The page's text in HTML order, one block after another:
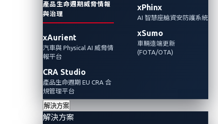
產品生命週期威脅情報
與治理
xAurient
汽車與 Physical AI 威脅情
報平台
CRA Studio
產品生命週期 EU CRA 合
規管理平台
xPhinx
AI 智慧座艙資安防護系統
xSumo
車輛遠端更新
(FOTA/OTA)
解決方案
解決方案